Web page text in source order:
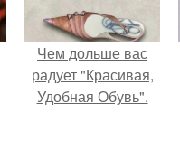
Чем дольше вас
радует "Красивая,
Удобная Обувь".